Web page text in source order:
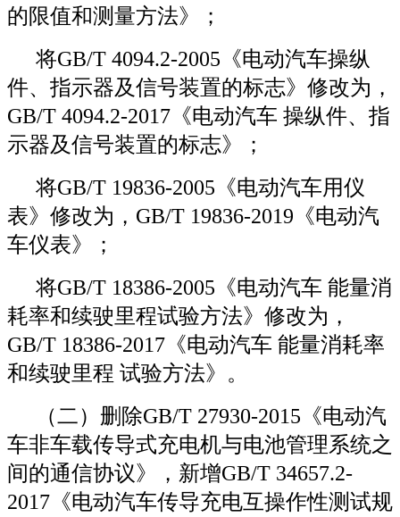
的限值和测量方法》；
将GB/T 4094.2-2005《电动汽车操纵
件、指示器及信号装置的标志》修改为，
GB/T 4094.2-2017《电动汽车 操纵件、指
示器及信号装置的标志》；
将GB/T 19836-2005《电动汽车用仪
表》修改为，GB/T 19836-2019《电动汽
车仪表》；
将GB/T 18386-2005《电动汽车 能量消
耗率和续驶里程试验方法》修改为，
GB/T 18386-2017《电动汽车 能量消耗率
和续驶里程 试验方法》。
（二）删除GB/T 27930-2015《电动汽
车非车载传导式充电机与电池管理系统之
间的通信协议》，新增GB/T 34657.2-
2017《电动汽车传导充电互操作性测试规